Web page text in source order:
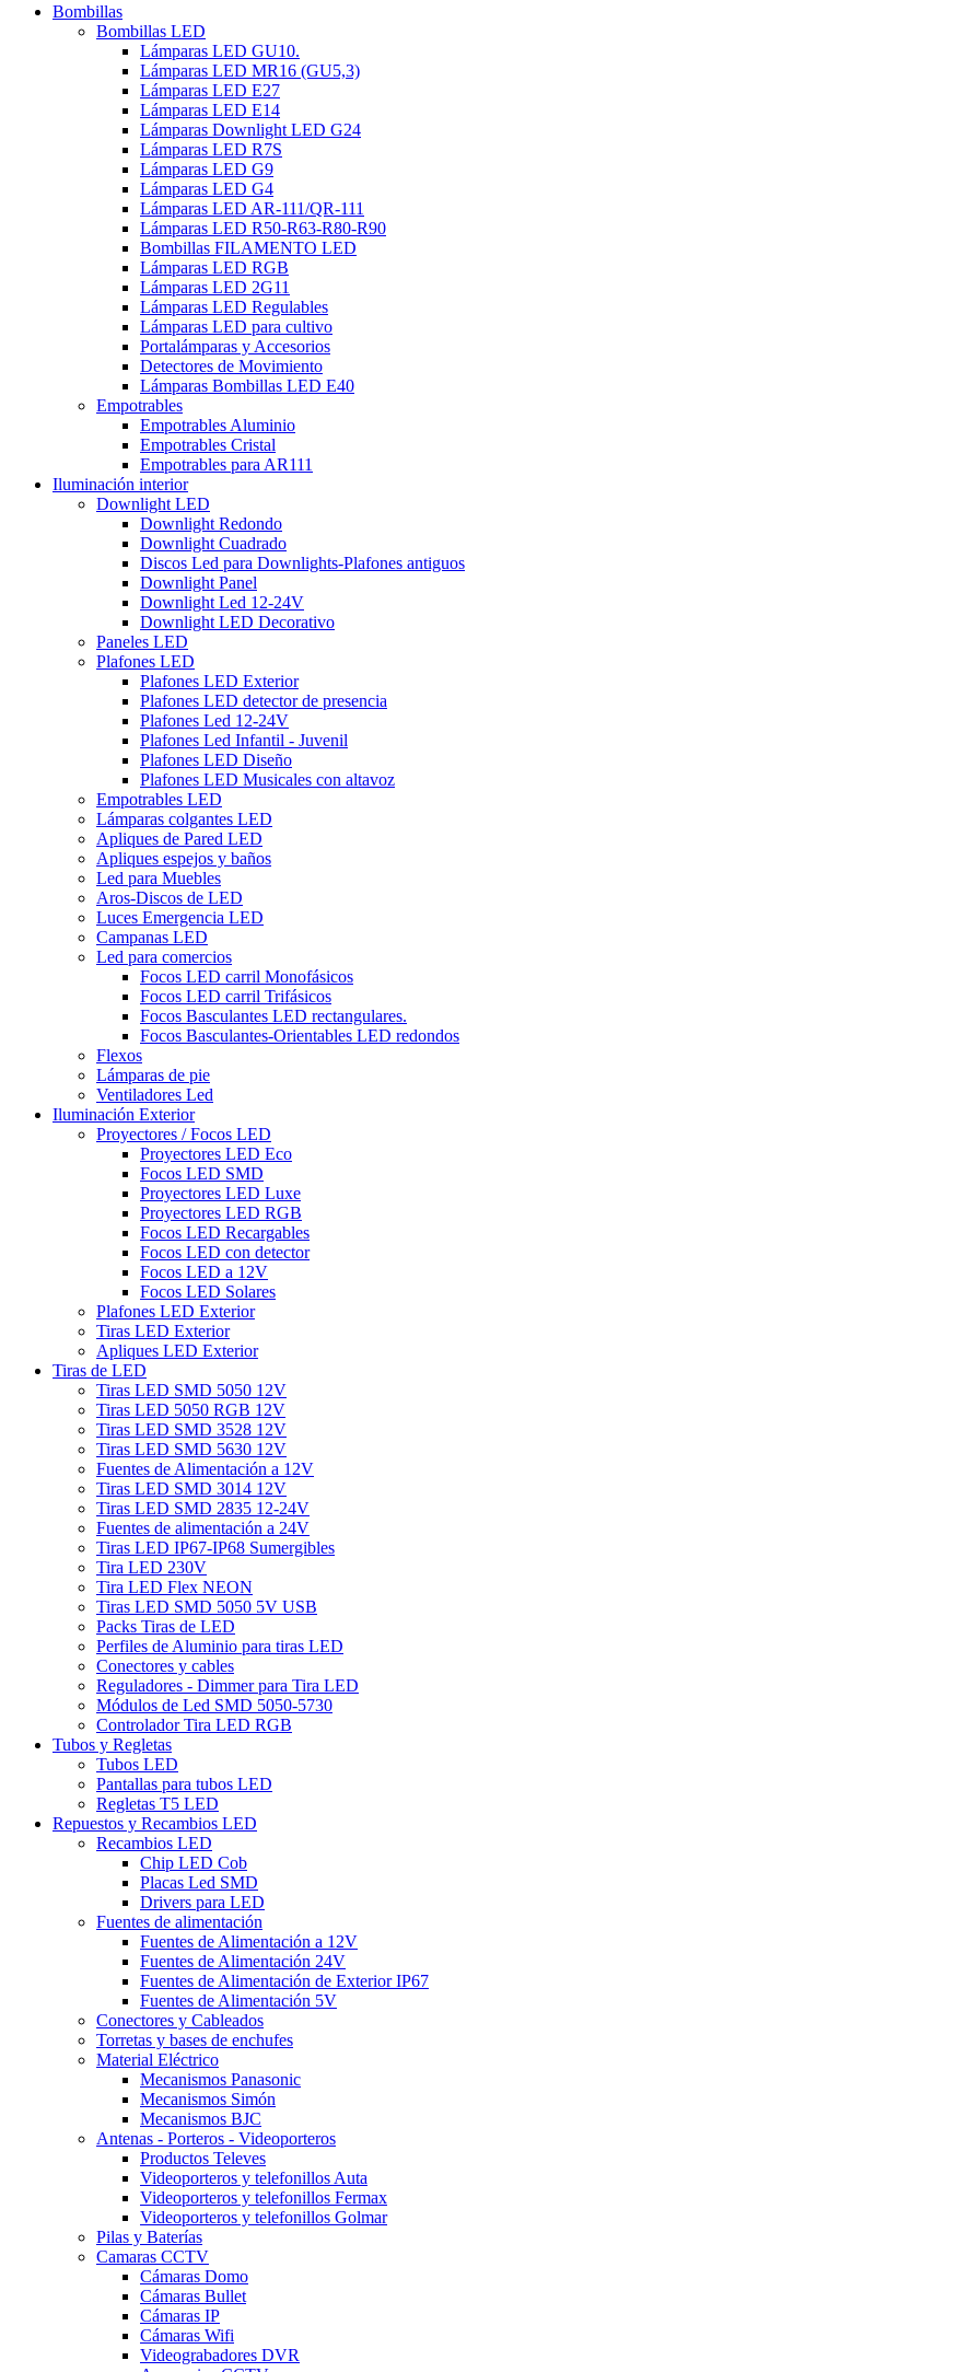
Bombillas
Bombillas LED
Lámparas LED GU10.
Lámparas LED MR16 (GU5,3)
Lámparas LED E27
Lámparas LED E14
Lámparas Downlight LED G24
Lámparas LED R7S
Lámparas LED G9
Lámparas LED G4
Lámparas LED AR-111/QR-111
Lámparas LED R50-R63-R80-R90
Bombillas FILAMENTO LED
Lámparas LED RGB
Lámparas LED 2G11
Lámparas LED Regulables
Lámparas LED para cultivo
Portalámparas y Accesorios
Detectores de Movimiento
Lámparas Bombillas LED E40
Empotrables
Empotrables Aluminio
Empotrables Cristal
Empotrables para AR111
Iluminación interior
Downlight LED
Downlight Redondo
Downlight Cuadrado
Discos Led para Downlights-Plafones antiguos
Downlight Panel
Downlight Led 12-24V
Downlight LED Decorativo
Paneles LED
Plafones LED
Plafones LED Exterior
Plafones LED detector de presencia
Plafones Led 12-24V
Plafones Led Infantil - Juvenil
Plafones LED Diseño
Plafones LED Musicales con altavoz
Empotrables LED
Lámparas colgantes LED
Apliques de Pared LED
Apliques espejos y baños
Led para Muebles
Aros-Discos de LED
Luces Emergencia LED
Campanas LED
Led para comercios
Focos LED carril Monofásicos
Focos LED carril Trifásicos
Focos Basculantes LED rectangulares.
Focos Basculantes-Orientables LED redondos
Flexos
Lámparas de pie
Ventiladores Led
Iluminación Exterior
Proyectores / Focos LED
Proyectores LED Eco
Focos LED SMD
Proyectores LED Luxe
Proyectores LED RGB
Focos LED Recargables
Focos LED con detector
Focos LED a 12V
Focos LED Solares
Plafones LED Exterior
Tiras LED Exterior
Apliques LED Exterior
Tiras de LED
Tiras LED SMD 5050 12V
Tiras LED 5050 RGB 12V
Tiras LED SMD 3528 12V
Tiras LED SMD 5630 12V
Fuentes de Alimentación a 12V
Tiras LED SMD 3014 12V
Tiras LED SMD 2835 12-24V
Fuentes de alimentación a 24V
Tiras LED IP67-IP68 Sumergibles
Tira LED 230V
Tira LED Flex NEON
Tiras LED SMD 5050 5V USB
Packs Tiras de LED
Perfiles de Aluminio para tiras LED
Conectores y cables
Reguladores - Dimmer para Tira LED
Módulos de Led SMD 5050-5730
Controlador Tira LED RGB
Tubos y Regletas
Tubos LED
Pantallas para tubos LED
Regletas T5 LED
Repuestos y Recambios LED
Recambios LED
Chip LED Cob
Placas Led SMD
Drivers para LED
Fuentes de alimentación
Fuentes de Alimentación a 12V
Fuentes de Alimentación 24V
Fuentes de Alimentación de Exterior IP67
Fuentes de Alimentación 5V
Conectores y Cableados
Torretas y bases de enchufes
Material Eléctrico
Mecanismos Panasonic
Mecanismos Simón
Mecanismos BJC
Antenas - Porteros - Videoporteros
Productos Televes
Videoporteros y telefonillos Auta
Videoporteros y telefonillos Fermax
Videoporteros y telefonillos Golmar
Pilas y Baterías
Camaras CCTV
Cámaras Domo
Cámaras Bullet
Cámaras IP
Cámaras Wifi
Videograbadores DVR